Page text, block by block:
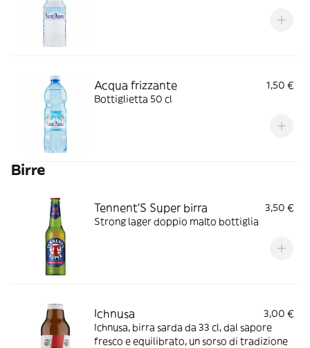
Acqua frizzante
1,50 €
Bottiglietta 50 cl
Birre
Tennent'S Super birra
3,50 €
Strong lager doppio malto bottiglia
Ichnusa
3,00 €
Ichnusa, birra sarda da 33 cl, dal sapore
fresco e equilibrato, un sorso di tradizione